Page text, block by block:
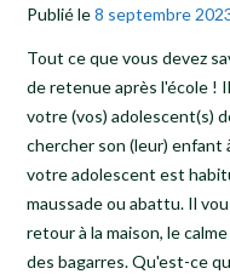
Publié le8 septembre
Tout ce que vous devez
de retenue après l'école !
votre (vos) adolescent(s)
chercher son (leur) enfant
votre adolescent est
maussade ou abattu. Il
retour à la maison, le
des bagarres. Qu'est-ce